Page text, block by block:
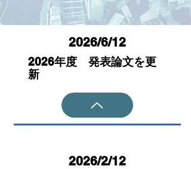
2026/6/12
2026年度 発表論文を更
新
2026/2/12